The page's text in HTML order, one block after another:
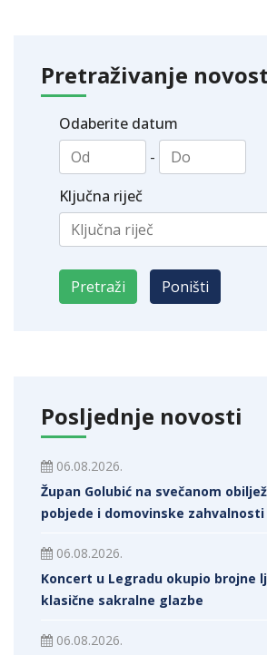
Pretraživanje
Odaberite datum
-
Ključna riječ
Posljednje novosti
06.08.2026.
Župan Golubić na svečanom
pobjede i domovinske zahvalnosti
06.08.2026.
Koncert u Legradu okupio brojne
klasične sakralne glazbe
06.08.2026.